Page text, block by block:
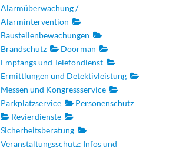
Alarmüberwachung /
Alarmintervention
Baustellenbewachungen
Brandschutz
Doorman
Empfangs und Telefondienst
Ermittlungen und Detektivleistung
Messen und Kongressservice
Parkplatzservice
Personenschutz
Revierdienste
Sicherheitsberatung
Veranstaltungsschutz: Infos und